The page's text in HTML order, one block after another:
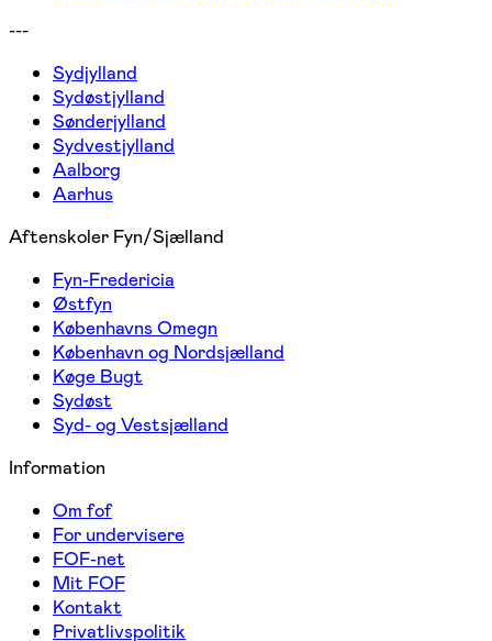
---
Sydjylland
Sydøstjylland
Sønderjylland
Sydvestjylland
Aalborg
Aarhus
Aftenskoler Fyn/Sjælland
Fyn-Fredericia
Østfyn
Københavns Omegn
København og Nordsjælland
Køge Bugt
Sydøst
Syd- og Vestsjælland
Information
Om fof
For undervisere
FOF-net
Mit FOF
Kontakt
Privatlivspolitik